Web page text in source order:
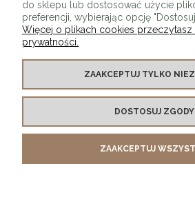
KONTAKT Z NAMI
MOJE KONTO
do sklepu lub dostosować użycie
preferencji, wybierając opcję
Więcej o plikach cookies przeczytasz
prywatności.
ZAAKCEPTUJ TYLKO
DOSTOSUJ ZGODY
ZAAKCEPTUJ